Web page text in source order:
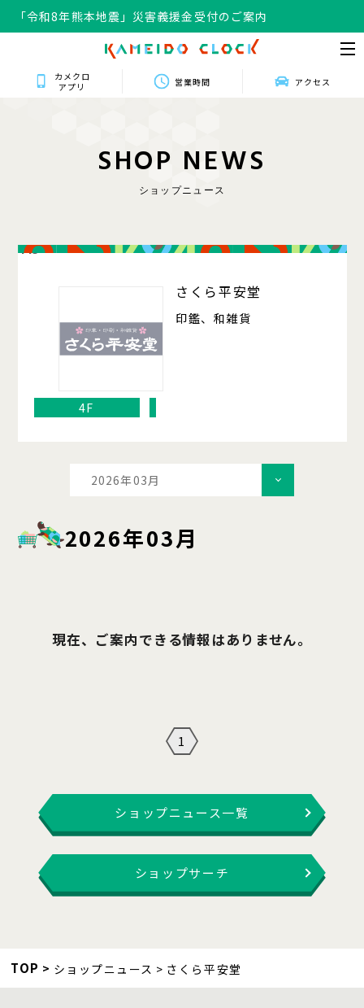
「令和8年熊本地震」災害義援金受付のご案内
カメクロ
アプリ
営業時間 アクセス
SHOP NEWS
ショップニュース
415
さくら平安堂
印鑑、和雑貨
4F
2026年03月
2026年03月
現在、ご案内できる情報はありません。
1
ショップニュース一覧
ショップサーチ
TOP ショップニュース さくら平安堂